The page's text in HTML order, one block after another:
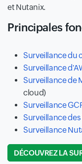
et Nutanix.
Principales
Surveillance du
Surveillance
Surveillance de
cloud)
Surveillance
Surveillance
Surveillance
DÉCOUVREZ LA